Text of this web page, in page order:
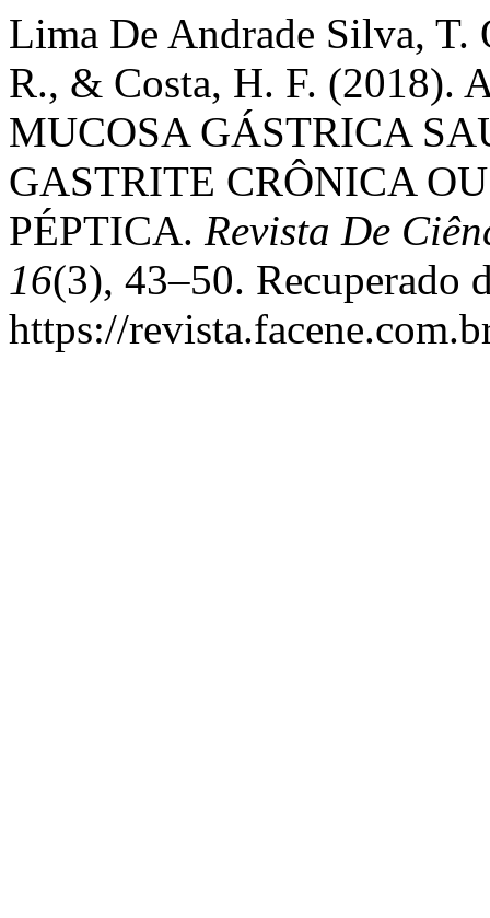
Lima De Andrade Silva, T.
R., & Costa, H. F. (2018).
MUCOSA GÁSTRICA
GASTRITE CRÔNICA
PÉPTICA. Revista De
16(3), 43–50. Recuperado
https://